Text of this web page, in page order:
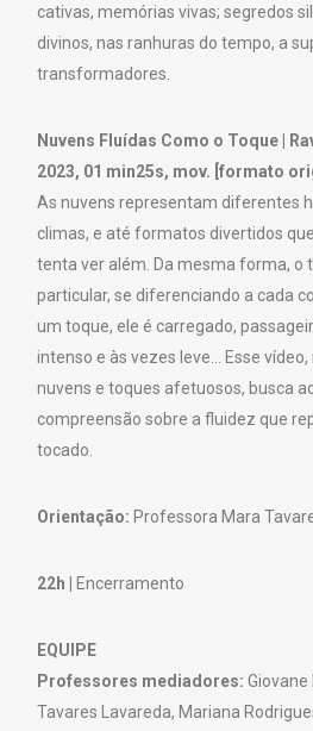
cativas, memórias vivas; segredos
divinos, nas ranhuras do tempo, a
transformadores.
Nuvens Fluídas Como o Toque |
2023, 01 min25s, mov. [formato
As nuvens representam diferentes
climas, e até formatos divertidos
tenta ver além. Da mesma forma, o
particular, se diferenciando a cada
um toque, ele é carregado,
intenso e às vezes leve… Esse
nuvens e toques afetuosos, busca
compreensão sobre a fluidez que
tocado.
Orientação: Professora Mara
22h | Encerramento
EQUIPE
Professores mediadores: Giovane
Tavares Lavareda, Mariana